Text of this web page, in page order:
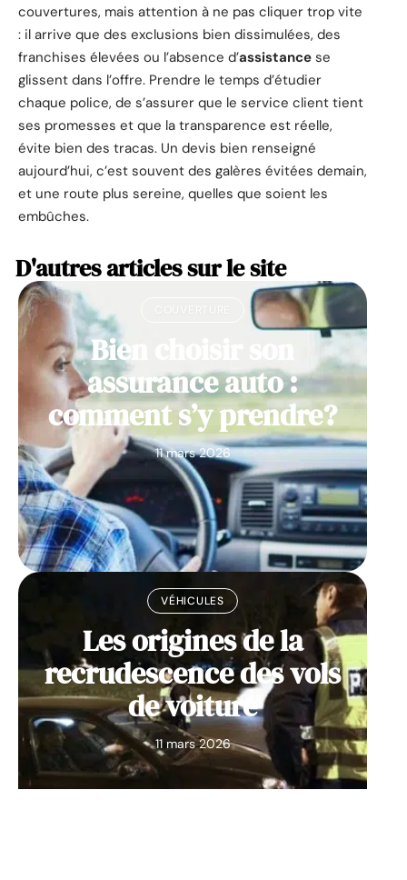
couvertures, mais attention à ne pas cliquer trop vite
: il arrive que des exclusions bien dissimulées, des
franchises élevées ou l’absence d’assistance se
glissent dans l’offre. Prendre le temps d’étudier
chaque police, de s’assurer que le service client tient
ses promesses et que la transparence est réelle,
évite bien des tracas. Un devis bien renseigné
aujourd’hui, c’est souvent des galères évitées demain,
et une route plus sereine, quelles que soient les
embûches.
D'autres articles sur le site
Bien choisir son
assurance auto :
comment s’y prendre?
11 mars 2026
VÉHICULES
Les origines de la
recrudescence des vols
de voiture
11 mars 2026